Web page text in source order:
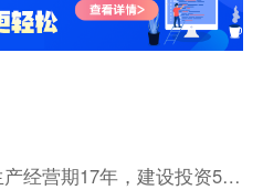
某建设项目建设期3年，生产经营期17年，建设投资5500万元